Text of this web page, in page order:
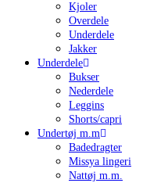
Kjoler
Overdele
Underdele
Jakker
Underdele
Bukser
Nederdele
Leggins
Shorts/capri
Undertøj m.m
Badedragter
Missya lingeri
Nattøj m.m.